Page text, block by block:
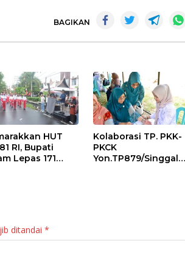
BAGIKAN
HUT
RI, Bupati
Lepas 171
Kolaborasi TP. PKK-
PKCK
Yon.TP879/Singgala
ditandai *